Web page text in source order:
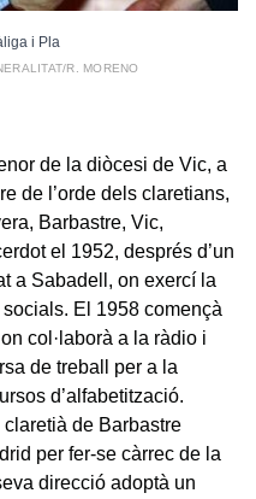
i Pla
R. MORENO
de la diòcesi de Vic, a
de l’orde dels claretians,
Barbastre, Vic,
el 1952, després d’un
a Sabadell, on exercí la
El 1958 començà
col·laborà a la ràdio i
de treball per a la
d’alfabetització.
de Barbastre
per fer-se càrrec de la
direcció adoptà un